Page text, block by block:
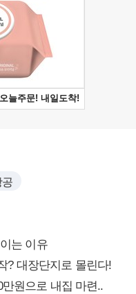
공
는 이유
? 대장단지로 몰린다!
원으로 내집 마련..